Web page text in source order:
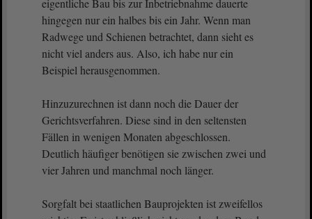
eigentliche Bau bis zur Inbetriebnahme dauerte
hingegen nur ein halbes bis ein Jahr. Wenn man
Radwege und Schienen betrachtet, dann sieht es
nicht viel anders aus. Also, ich habe nur ein
Beispiel herausgenommen.
Hinzuzurechnen ist dann noch die Dauer der
Gerichtsverfahren. Diese sind in den seltensten
Fällen in wenigen Monaten abgeschlossen.
Deutlich häufiger benötigen sie zwischen zwei und
vier Jahren und manchmal noch länger.
Sorgfalt bei staatlichen Bauprojekten ist zweifellos